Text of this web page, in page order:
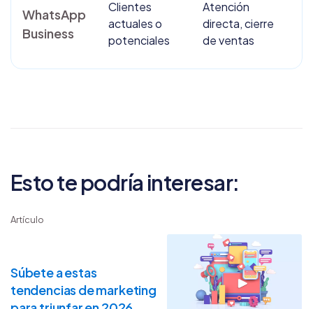
WhatsApp
Business
Clientes
actuales o
potenciales
Atención
directa, cierre
de ventas
Esto te podría interesar:
Artículo
Súbete a estas
tendencias de marketing